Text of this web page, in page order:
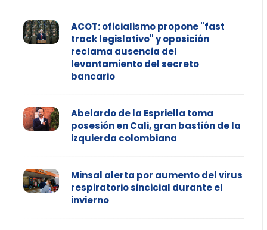
ACOT: oficialismo propone "fast
track legislativo" y oposición
reclama ausencia del
levantamiento del secreto
bancario
Abelardo de la Espriella toma
posesión en Cali, gran bastión de la
izquierda colombiana
Minsal alerta por aumento del virus
respiratorio sincicial durante el
invierno